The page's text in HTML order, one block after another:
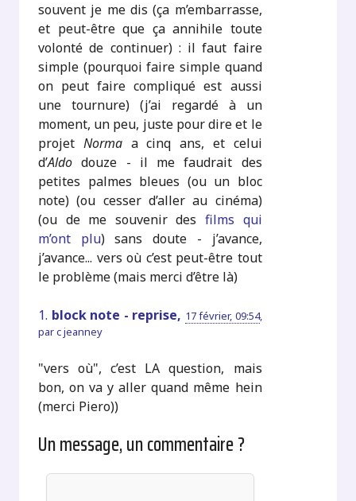
souvent je me dis (ça m’embarrasse,
et peut-être que ça annihile toute
volonté de continuer) : il faut faire
simple (pourquoi faire simple quand
on peut faire compliqué est aussi
une tournure) (j’ai regardé à un
moment, un peu, juste pour dire et le
projet Normaa cinq ans, et celui
d’Aldo douze - il me faudrait des
petites palmes bleues (ou un bloc
note) (ou cesser d’aller au cinéma)
(ou de me souvenir des films qui
m’ont plu) sans doute - j’avance,
j’avance... vers où c’est peut-être tout
le problème (mais merci d’être là)
1. block note - reprise, 17 février, 09:54,
parc jeanney
"vers où", c’est LA question, mais
bon, on va y aller quand même hein
(merci Piero))
Un message, un commentaire ?